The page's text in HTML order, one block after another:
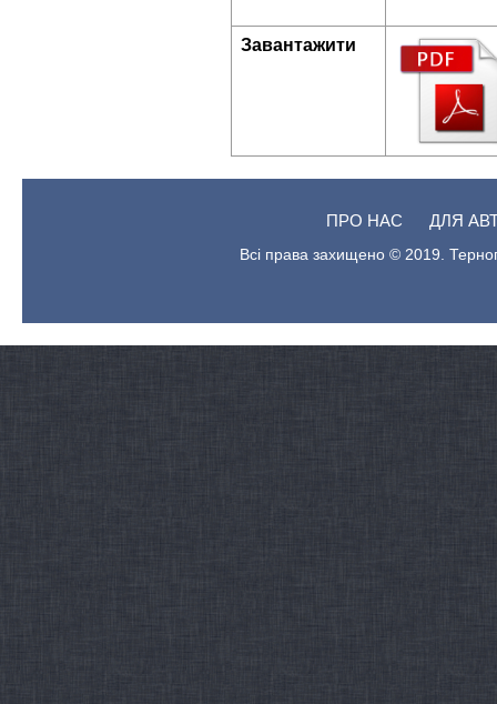
Завантажити
ПРО НАС ДЛЯ
Всі права захищено © 2019.